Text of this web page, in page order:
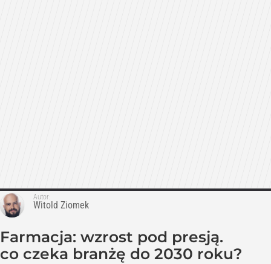
Autor:
Witold Ziomek
Farmacja: wzrost pod presją.
co czeka branżę do 2030 roku?